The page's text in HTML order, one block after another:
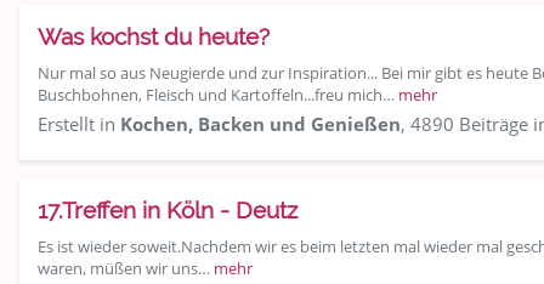
Was kochst du heute?
Nur mal so aus Neugierde und zur Inspiration... Bei mir gibt es heute
Buschbohnen, Fleisch und Kartoffeln...freu mich… mehr
Erstellt in Kochen, Backen und Genießen, 4890 Beiträge
17.Treffen in Köln - Deutz
Es ist wieder soweit.Nachdem wir es beim letzten mal wieder mal
waren, müßen wir uns… mehr